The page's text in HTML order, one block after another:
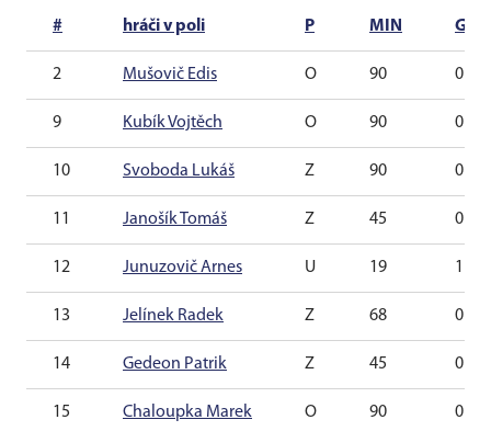
# hráči v poli P MIN G
2 Mušovič Edis O 90 0
9 Kubík Vojtěch O 90 0
10 Svoboda Lukáš Z 90 0
11 Janošík Tomáš Z 45 0
12 Junuzovič Arnes U 19 1
13 Jelínek Radek Z 68 0
14 Gedeon Patrik Z 45 0
15 Chaloupka Marek O 90 0